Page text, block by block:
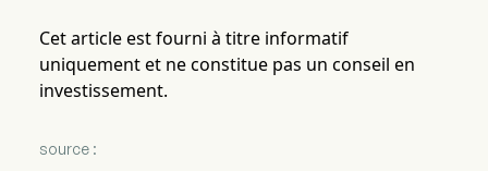
Cet article est fourni à titre informatif
uniquement et ne constitue pas un conseil en
investissement.
source :